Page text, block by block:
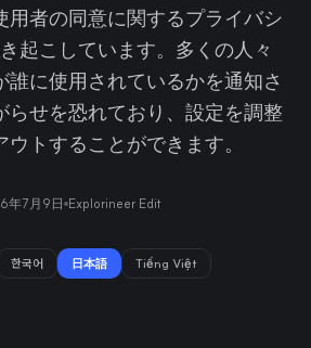
用者の同意に関するプライバシ
起こしています。多くの人々
誰に使用されているかを通知さ
らせを恐れており、設定を調整
ウトすることができます。
年7月9日 Explorineer Edit
한국어 日本語 Tiếng Việt